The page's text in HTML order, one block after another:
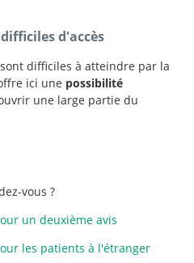
d'accès
difficiles à atteindre par la
ici une possibilité
une large partie du
vous ?
un deuxième avis
les patients à l'étranger